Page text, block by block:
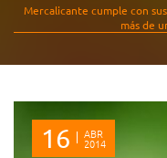
Mercalicante cumple con
más de
16 ABR
2014